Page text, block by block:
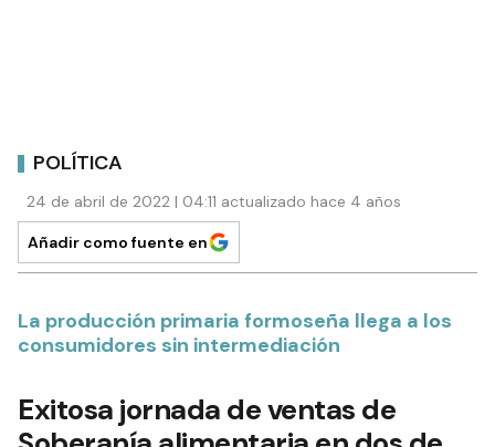
POLÍTICA
24 de abril de 2022 | 04:11 actualizado hace 4 años
Añadir como fuente en
La producción primaria formoseña llega a los
consumidores sin intermediación
Exitosa jornada de ventas de